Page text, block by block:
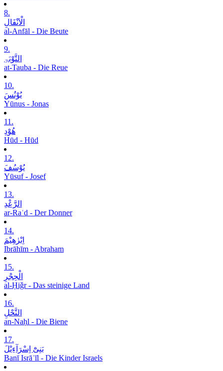
8.
الْاَنْفَالِ
al-Anfāl - Die Beute
9.
التَّوْبَۃِ
at-Tauba - Die Reue
10.
یُوْنُسَ
Yūnus - Jonas
11.
ھُوْدِ
Hūd - Hūd
12.
یُوْسُفَ
Yūsuf - Josef
13.
الرَّعْدِ
ar-Raʿd - Der Donner
14.
اِبْرٰھِیْمَ
Ibrāhīm - Abraham
15.
الْحِجْرِ
al-Ḥiǧr - Das steinige Land
16.
النَّحْلِ
an-Naḥl - Die Biene
17.
بَنِیْٓ اِسْرَآءِیْلَ
Banī Isrāʾīl - Die Kinder Israels